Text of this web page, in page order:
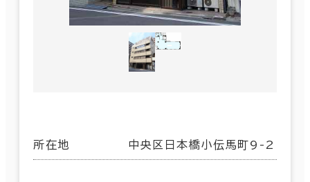
所在地 中央区日本橋小伝馬町9-2